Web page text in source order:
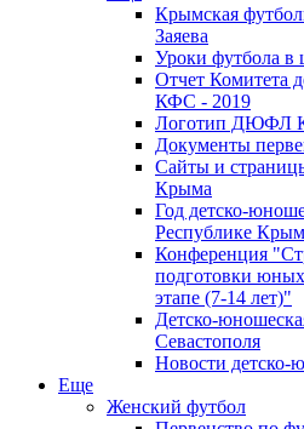
Крымская
Заяева
Уроки футбола в
Отчет Комитета
КФС - 2019
Логотип ДЮФЛ
Документы
Сайты и
Крыма
Год детско-
Республике Крым
Конференция
подготовки
этапе (7-14 лет)"
Детско-
Севастополя
Новости детско-
Еще
Женский футбол